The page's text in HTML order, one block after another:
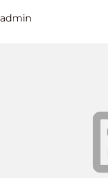
admin